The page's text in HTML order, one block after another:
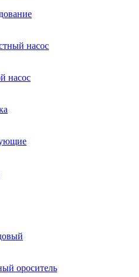
насос
насос
ороситель